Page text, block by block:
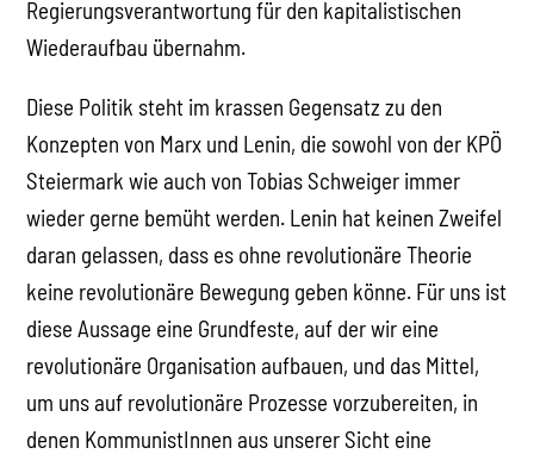
Regierungsverantwortung für den kapitalistischen
Wiederaufbau übernahm.
Diese Politik steht im krassen Gegensatz zu den
Konzepten von Marx und Lenin, die sowohl von der KPÖ
Steiermark wie auch von Tobias Schweiger immer
wieder gerne bemüht werden. Lenin hat keinen Zweifel
daran gelassen, dass es ohne revolutionäre Theorie
keine revolutionäre Bewegung geben könne. Für uns ist
diese Aussage eine Grundfeste, auf der wir eine
revolutionäre Organisation aufbauen, und das Mittel,
um uns auf revolutionäre Prozesse vorzubereiten, in
denen KommunistInnen aus unserer Sicht eine